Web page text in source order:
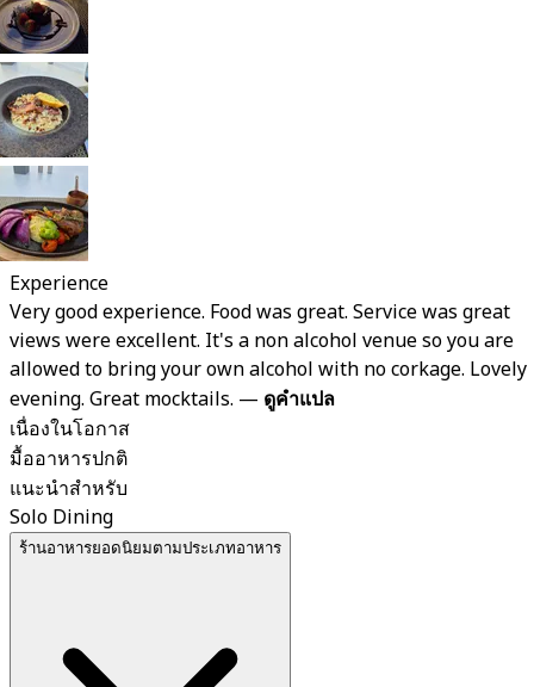
Experience
Very good experience. Food was great. Service was great
views were excellent. It's a non alcohol venue so you are
allowed to bring your own alcohol with no corkage. Lovely
evening. Great mocktails. — ดูคำแปล
เนื่องในโอกาส
มื้ออาหารปกติ
แนะนำสำหรับ
Solo Dining
ร้านอาหารยอดนิยมตามประเภทอาหาร